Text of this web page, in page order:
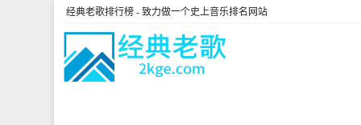
经典老歌排行榜 - 致力做一个史上音乐排名网站